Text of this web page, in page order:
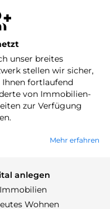
unser breites
stellen wir sicher,
Ihnen fortlaufend
von Immobilien-
zur Verfügung
Mehr erfahren
anlegen
Wohnen